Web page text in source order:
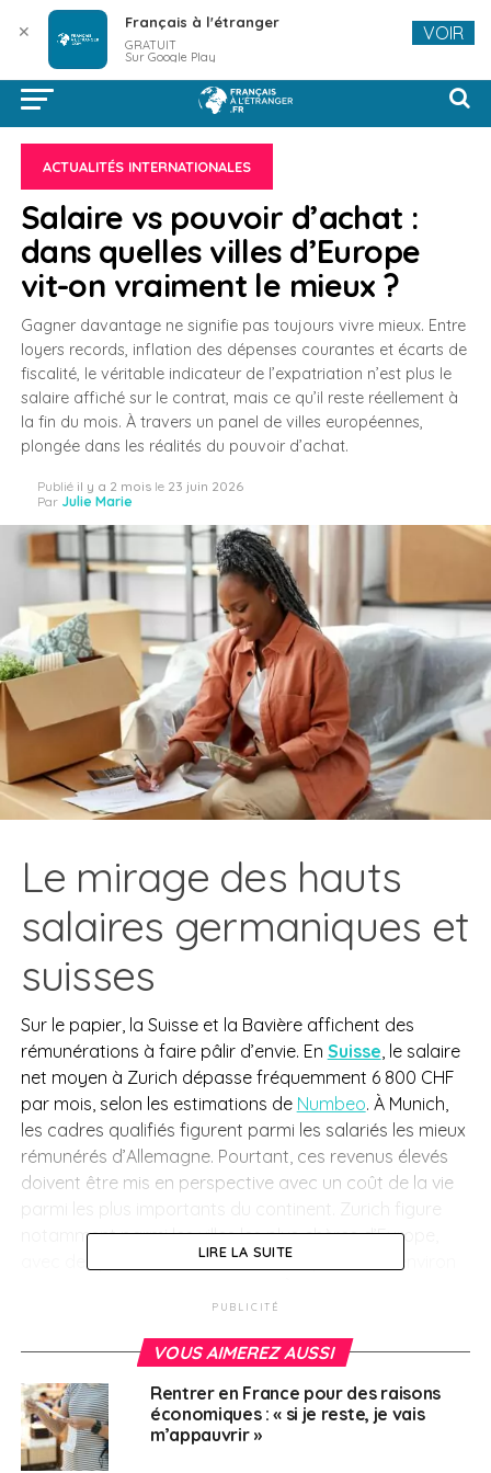
ACTUALITÉS INTERNATIONALES
Salaire vs pouvoir d’achat :
dans quelles villes d’Europe
vit-on vraiment le mieux ?
Gagner davantage ne signifie pas toujours vivre mieux. Entre
loyers records, inflation des dépenses courantes et écarts de
fiscalité, le véritable indicateur de l’expatriation n’est plus le
salaire affiché sur le contrat, mais ce qu’il reste réellement à
la fin du mois. À travers un panel de villes européennes,
plongée dans les réalités du pouvoir d’achat.
Publié il y a 2 mois le 23 juin 2026
Par Julie Marie
Le mirage des hauts
salaires germaniques et
suisses
Sur le papier, la Suisse et la Bavière affichent des
rémunérations à faire pâlir d’envie. En Suisse , le salaire
net moyen à Zurich dépasse fréquemment 6 800 CHF
par mois, selon les estimations de Numbeo. À Munich,
les cadres qualifiés figurent parmi les salariés les mieux
rémunérés d’Allemagne. Pourtant, ces revenus élevés
doivent être mis en perspective avec un coût de la vie
parmi les plus importants du continent. Zurich figure
notamment parmi les villes les plus chères d’Europe,
avec des prix à la consommation supérieurs d’environ
mensuel d’un appartement une chambre en centre-ville
dépasse fréquemment 1 700 €, contre environ 1 100 €
dans le reste du pays.
«Quand j’ai signé mon contrat, je pensais devenir riche
», confie Benoît, consultant financier à Zurich avec 6
500 € net par mois. «
LIRE LA SUITE
PUBLICITÉ
VOUS AIMEREZ AUSSI
Rentrer en France pour des raisons
économiques : « si je reste, je vais
m’appauvrir »
✕ Français à l'étranger
GRATUIT
Sur Google Play
VOIR